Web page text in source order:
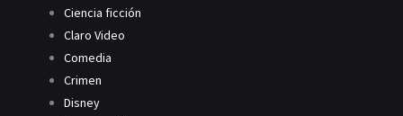
Ciencia ficción
Claro Video
Comedia
Crimen
Disney